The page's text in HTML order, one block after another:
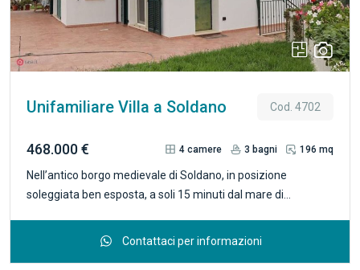
lavanderia, ed i locali tecnici. Sempre al piano terra, l'affaccio
della zona giorno è su un ampio porticato.. Il terreno
circostante è di 3700 mq e offre ampi spazi per
parcheggiare e per attività all'aperto. R.4044
Unifamiliare Villa a Soldano Cod. 4702
468.000 € 4camere 3 bagni 196 mq
Nell’antico borgo medievale di Soldano, in posizione
soleggiata ben esposta, a soli 15 minuti dal mare di
nella macchia mediterranea e con splendida vista
Contattaci per informazioni